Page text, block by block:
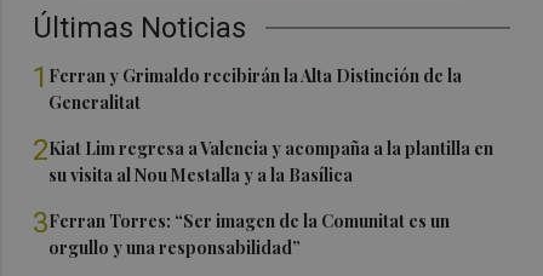
Últimas Noticias
1 Ferran y Grimaldo recibirán la Alta Distinción de la
Generalitat
2Kiat Lim regresa a Valencia y acompaña a la plantilla en
su visita al Nou Mestalla y a la Basílica
3Ferran Torres: “Ser imagen de la Comunitat es un
orgullo y una responsabilidad”